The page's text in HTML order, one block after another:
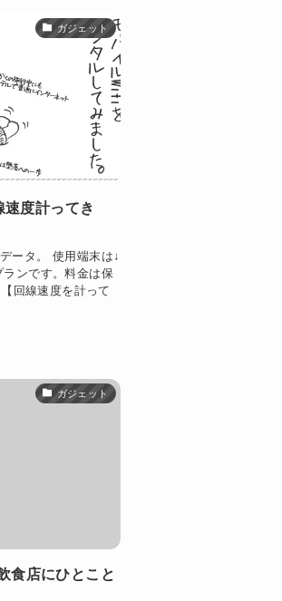
ガジェット
度計ってき
ータ。 使用端末は↓
ンです。料金は保
回線速度を計って
ガジェット
食店にひとこと